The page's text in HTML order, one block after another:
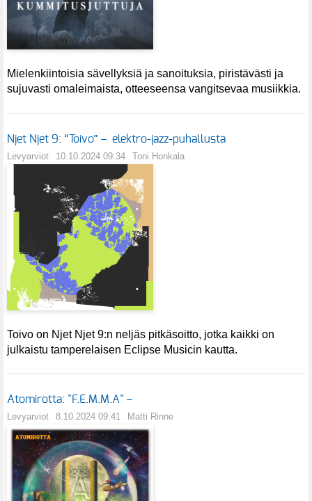
Mielenkiintoisia sävellyksiä ja sanoituksia, piristävästi ja
sujuvasti omaleimaista, otteeseensa vangitsevaa musiikkia.
Njet Njet 9: “Toivo” – elektro-jazz-puhallusta
Levyarviot 10.10.2024 09:34 Toni Honkala
Toivo on Njet Njet 9:n neljäs pitkäsoitto, jotka kaikki on
julkaistu tamperelaisen Eclipse Musicin kautta.
Atomirotta: "F.E.M.M.A" –
Levyarviot 8.10.2024 09:41 Matti Rinne